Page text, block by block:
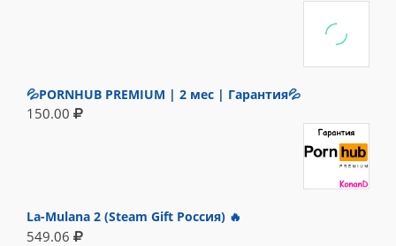
💦PORNHUB PREMIUM | 2 мес | Гарантия💦
150.00
La-Mulana 2 (Steam Gift Россия) 🔥
549.06